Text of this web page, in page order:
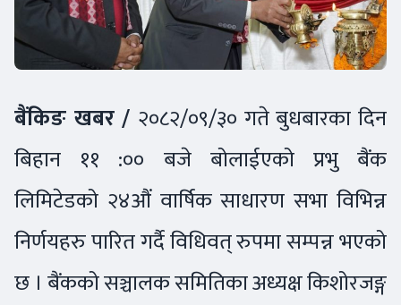
बैंकिङ खबर / २०८२/०९/३० गते बुधबारका दिन
बिहान ११ :०० बजे बोलाईएको प्रभु बैंक
लिमिटेडको २४औं वार्षिक साधारण सभा विभिन्न
निर्णयहरु पारित गर्दै विधिवत् रुपमा सम्पन्न भएको
छ । बैंकको सञ्चालक समितिका अध्यक्ष किशोरजङ्ग